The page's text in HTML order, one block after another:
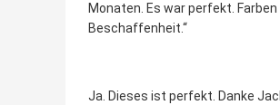
Monaten. Es war perfekt. Farben
Beschaffenheit.“
Ja. Dieses ist perfekt. Danke